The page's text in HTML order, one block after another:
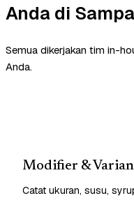
Anda di
Semua dikerjakan tim in-
Anda.
Modifier &
Catat ukuran, susu,